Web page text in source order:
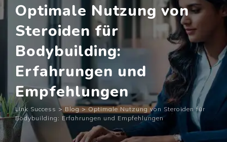
Optimale Nutzung von
Steroiden für
Bodybuilding:
Erfahrungen und
Empfehlungen
Link Success > Blog>Optimale Nutzung von Steroiden für
Bodybuilding: Erfahrungen und Empfehlungen